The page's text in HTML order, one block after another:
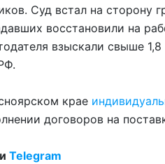
Суд встал на сторону
восстановили на
взыскали свыше
крае
договоров на
и Telegram